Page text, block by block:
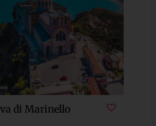
di Marinello